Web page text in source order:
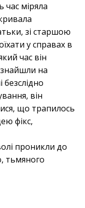
час міряла
зі старшою
у справах в
час він
на
безслідно
він
що трапилось
фікс,
проникли до
тьмяного